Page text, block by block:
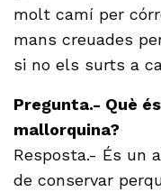
molt camí per
mans creuades
si no els surts a
Pregunta.- Què
mallorquina?
Resposta.- És un
de conservar